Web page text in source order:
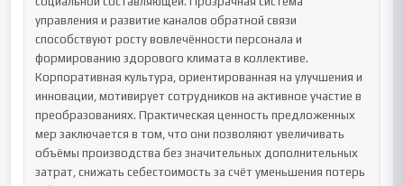
управления и развитие каналов обратной связи
способствуют росту вовлечённости персонала и
формированию здорового климата в коллективе.
Корпоративная культура, ориентированная на улучшения и
инновации, мотивирует сотрудников на активное участие в
преобразованиях. Практическая ценность предложенных
мер заключается в том, что они позволяют увеличивать
объёмы производства без значительных дополнительных
затрат, снижать себестоимость за счёт уменьшения потерь